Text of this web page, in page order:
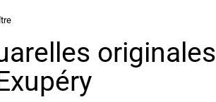
originales